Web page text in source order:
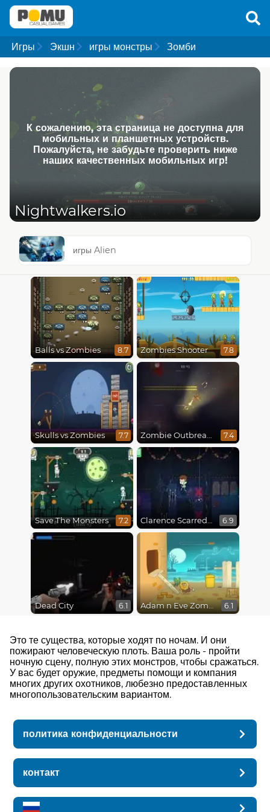
Игры Экшн игры монстры Зомби
К сожалению, эта страница не доступна для
мобильных и планшетных устройств.
Пожалуйста, не забудьте проверить ниже
наших качественных мобильных игр!
Nightwalkers.io
игры Alien
Balls vs Zombies 8.7 Zombies Shooter 7.8
Skulls vs Zombies 7.7 Zombie Outbreak Arena 7.4
Save The Monsters 7.2 Clarence Scarred Silly 6.9
Dead City 6.1 Adam n Eve Zombies 6.1
Это те существа, которые ходят по ночам. И они
пожирают человеческую плоть. Ваша роль - пройти
ночную сцену, полную этих монстров, чтобы сражаться.
У вас будет оружие, предметы помощи и компания
многих других охотников, любезно предоставленных
многопользовательским вариантом.
политика конфиденциальности
контакт